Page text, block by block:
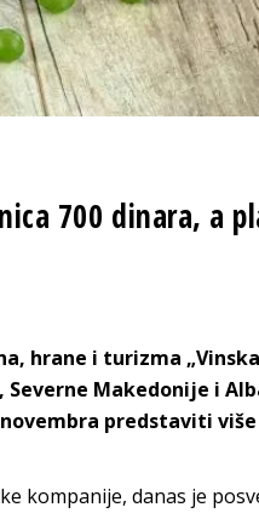
700 dinara, a
hrane i turizma
Makedonije i
predstaviti više
kompanije, danas je